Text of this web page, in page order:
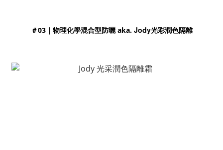
＃03｜物理化學混合型防曬 aka. Jody光彩潤色隔離